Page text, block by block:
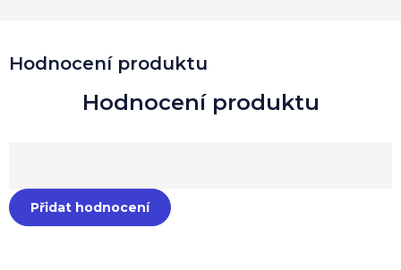
Hodnocení produktu
Přidat hodnocení